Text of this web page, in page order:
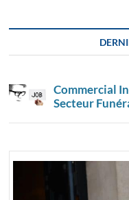
Commercial
Secteur